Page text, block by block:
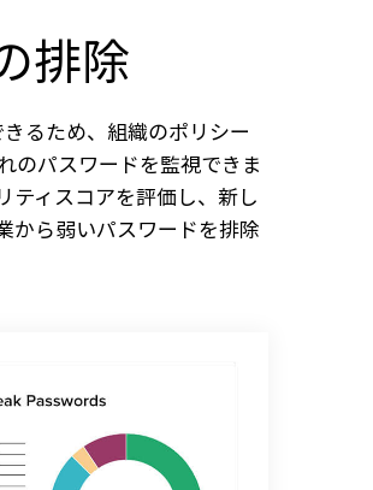
排除
るため、組織のポリシー
のパスワードを監視できま
ティスコアを評価し、新し
から弱いパスワードを排除